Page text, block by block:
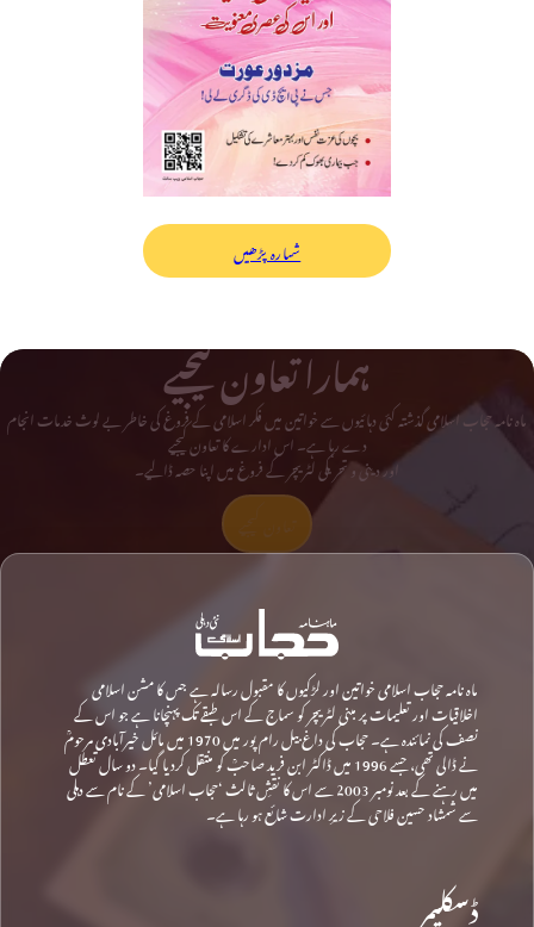
شمارہ پڑھیں
ہمارا تعاون کیجیے
ماہ نامہ حجاب اسلامی گذشتہ کئی دہائیوں سے خواتین میں فکر اسلامی کے فروغ کی خاطر بے لوث خدمات انجام
دے رہا ہے۔ اس ادارے کا تعاون کیجیے
اور دینی و تحریکی لٹریچر کے فروغ میں اپنا حصہ ڈالیے۔
ماہ نامہ حجاب اسلامی خواتین اور لڑکیوں کا مقبول رسالہ ہے جس کا مشن اسلامی
اخلاقیات اور تعلیمات پر مبنی لٹریچر کو سماج کے اس طبقے تک پہنچانا ہے جو اس کے
نصف کی نمائندہ ہے۔ حجاب کی داغ بیل رام پور میں 1970 میں مائل خیرآبادی مرحومؒ
نے ڈالی تھی، جسے 1996 میں ڈاکٹر ابن فرید صاحبؒ کو منتقل کردیا گیا۔ دو سال تعطل
میں رہنے کے بعد نومبر 2003 سے اس کا نقشِ ثالث ‘حجاب اسلامی’ کے نام سے دہلی
سے شمشاد حسین فلاحی کے زیرِ ادارت شائع ہو رہا ہے۔
ڈسکلیمر